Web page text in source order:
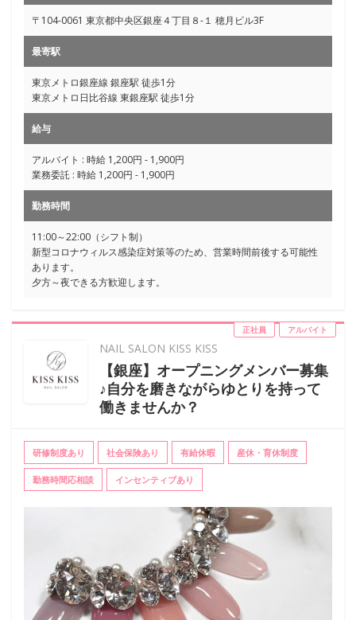
〒104-0061 東京都中央区銀座４丁目８-１ 穂月ビル3F
最寄駅
東京メトロ銀座線 銀座駅 徒歩1分
東京メトロ日比谷線 東銀座駅 徒歩1分
給与
アルバイト : 時給 1,200円 - 1,900円
業務委託 : 時給 1,200円 - 1,900円
勤務時間
11:00～22:00（シフト制）
新型コロナウィルス感染症対策等のため、営業時間前後する可能性
あります。
夕方～夜できる方歓迎します。
正社員 アルバイト
NAIL SALON KISS KISS
【銀座】オープニングメンバー募集
♪自分を磨きながらゆとりを持って
働きませんか？
研修制度あり 社会保険あり 有給休暇 産休・育休制度
勤務時間応相談 インセンティブあり